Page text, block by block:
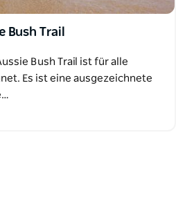
Bush Trail
Bush Trail ist für alle
Es ist eine ausgezeichnete